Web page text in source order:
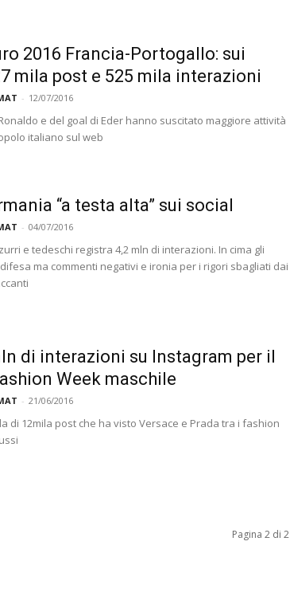
2016 Francia-Portogallo: sui
mila post e 525 mila interazioni
- 12/07/2016
e del goal di Eder hanno suscitato maggiore attività
italiano sul web
“a testa alta” sui social
- 04/07/2016
e tedeschi registra 4,2 mln di interazioni. In cima gli
ma commenti negativi e ironia per i rigori sbagliati dai
di interazioni su Instagram per il
Week maschile
- 21/06/2016
di 12mila post che ha visto Versace e Prada tra i fashion
Pagina 2 di 2